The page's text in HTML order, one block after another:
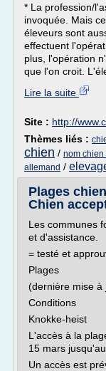
* La profession/
invoquée. Mais
éleveurs sont
effectuent
plus, l'opération
que l'on croit.
Lire la suite
Site : http://
Thèmes liés :
chien / nom chien
allemand /
Plages
Chien
Les communes
et d'assistance.
= testé et
Plages
(dernière mise à
Conditions
Knokke-heist
L'accès à la
15 mars
Un accès est